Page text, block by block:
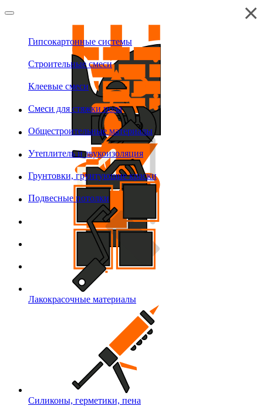
Гипсокартонные системы
Строительные смеси
Клеевые смеси
Смеси для стяжки пола
Общестроительные материалы
Утеплитель и звукоизоляция
Грунтовки, грунтующие краски
Подвесные потолки
Лакокрасочные материалы
Силиконы, герметики, пена